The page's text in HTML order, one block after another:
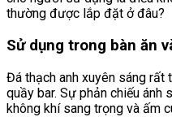
thường được lắp đặt ở đâu?
Sử dụng trong bàn ăn
Đá thạch anh xuyên sáng rất
quầy bar. Sự phản chiếu
không khí sang trọng và ấm